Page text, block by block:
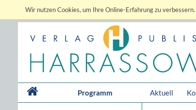
Wir nutzen Cookies, um Ihre Online-Erfahrung zu
Programm Aktuell